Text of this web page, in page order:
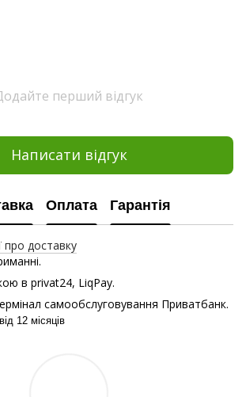
перший відгук
Написати відгук
Оплата Гарантія
про доставку
в privat24, LiqPay.
самообслуговування Приватбанк.
12 місяців